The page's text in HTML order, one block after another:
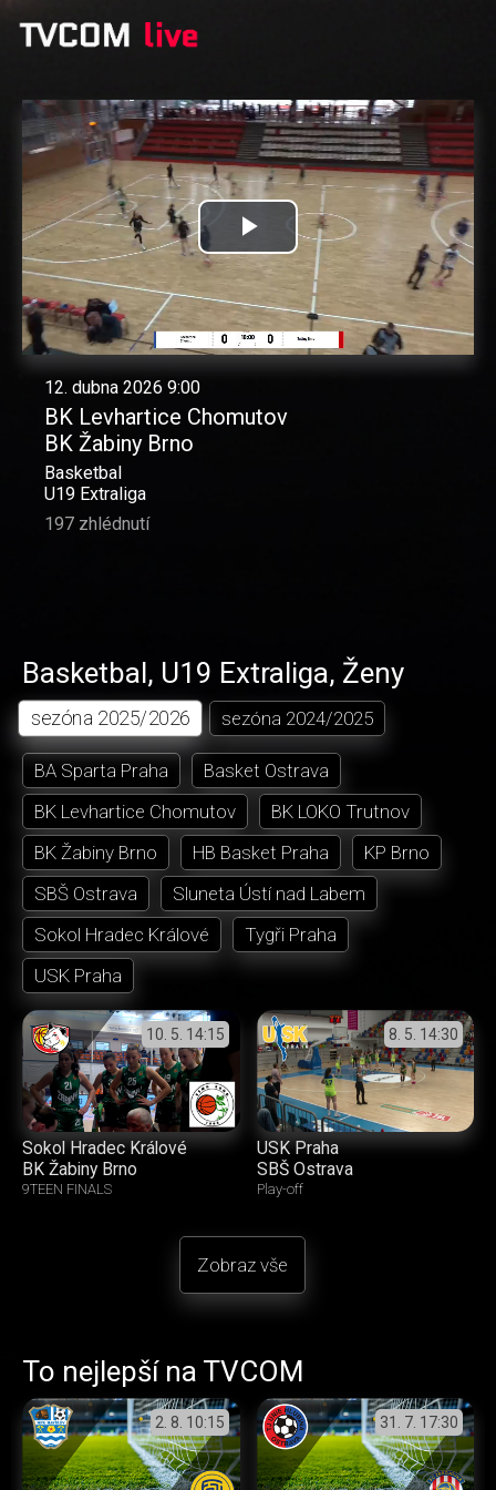
Přehrát
video
12. dubna 2026 9:00
BK Levhartice Chomutov
BK Žabiny Brno
Basketbal
U19 Extraliga
197 zhlédnutí
Basketbal, U19 Extraliga, Ženy
sezóna 2025/2026 sezóna 2024/2025
BA Sparta Praha
Basket Ostrava
BK Levhartice Chomutov
BK LOKO Trutnov
BK Žabiny Brno
HB Basket Praha
KP Brno
SBŠ Ostrava
Sluneta Ústí nad Labem
Sokol Hradec Králové
Tygři Praha
USK Praha
10. 5. 14:15
Sokol Hradec Králové
BK Žabiny Brno
9TEEN FINALS
8. 5. 14:30
USK Praha
SBŠ Ostrava
Play-off
Zobraz vše
To nejlepší na TVCOM
2. 8. 10:15 31. 7. 17:30